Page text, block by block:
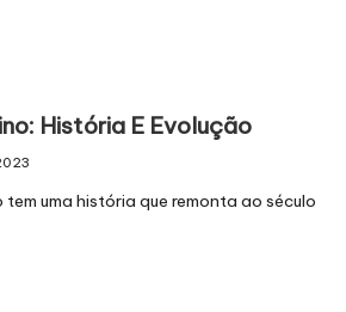
História E Evolução
uma história que remonta ao século